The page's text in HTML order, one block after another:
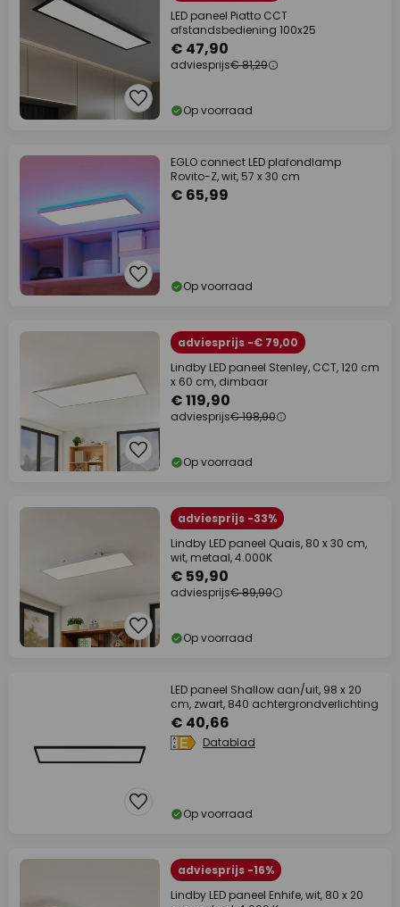
LED paneel Piatto CCT
afstandsbediening 100x25
€ 47,90
adviesprijs€ 81,29
Op voorraad
EGLO connect LED plafondlamp
Rovito-Z, wit, 57 x 30 cm
€ 65,99
Op voorraad
adviesprijs -€ 79,00
Lindby LED paneel Stenley, CCT, 120 cm
x 60 cm, dimbaar
€ 119,90
adviesprijs€ 198,90
Op voorraad
adviesprijs -33%
Lindby LED paneel Quais, 80 x 30 cm,
wit, metaal, 4.000K
€ 59,90
adviesprijs€ 89,90
Op voorraad
LED paneel Shallow aan/uit, 98 x 20
cm, zwart, 840 achtergrondverlichting
€ 40,66
Datablad
Op voorraad
adviesprijs -16%
Lindby LED paneel Enhife, wit, 80 x 20